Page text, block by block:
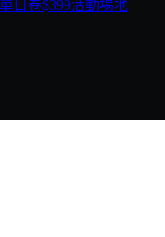
日卷$399活動場地